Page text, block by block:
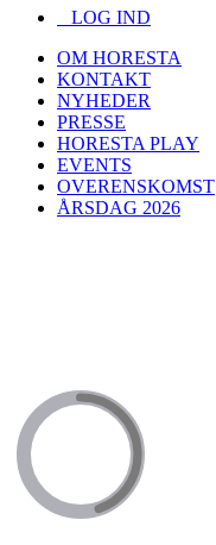
LOG IND
OM HORESTA
KONTAKT
NYHEDER
PRESSE
HORESTA PLAY
EVENTS
OVERENSKOMST
ÅRSDAG 2026